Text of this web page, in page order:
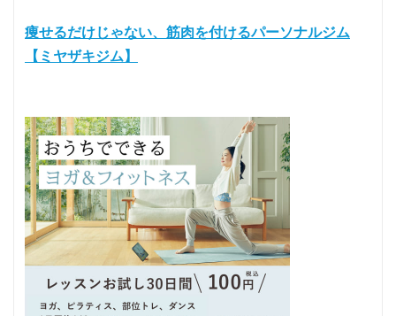
痩せるだけじゃない、筋肉を付けるパーソナルジム
【ミヤザキジム】